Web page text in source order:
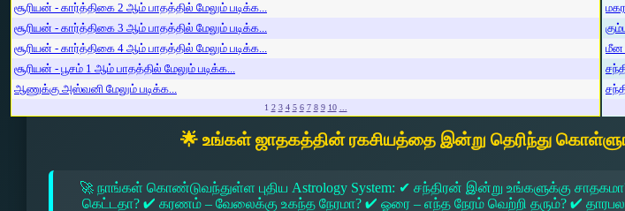
சூரியன் - கார்த்திகை 2 ஆம் பாதத்தில் மேலும் படிக்க...
சூரியன் - கார்த்திகை 3 ஆம் பாதத்தில் மேலும் படிக்க...
சூரியன் - கார்த்திகை 4 ஆம் பாதத்தில் மேலும் படிக்க...
சூரியன் - பூசம் 1 ஆம் பாதத்தில் மேலும் படிக்க...
ஆணுக்கு அஸ்வனி மேலும் படிக்க...
1 2 3 4 5 6 7 8 9 10 ...
மீன
🌟 உங்கள் ஜாதகத்தின் ரகசியத்தை இன்று தெரிந்து
🚀 நாங்கள் கொண்டுவந்துள்ள புதிய Astrology System: ✔ சந்திரன் இன்று உங்களுக்கு
கெட்டதா? ✔ கரணம் – வேலைக்கு உகந்த நேரமா? ✔ ஓரை – எந்த நேரம் வெற்றி தரும்? ✔